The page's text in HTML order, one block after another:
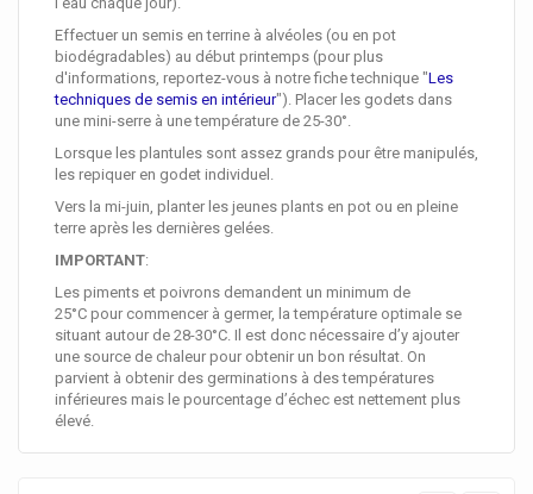
Effectuer un semis en terrine à alvéoles (ou en pot
biodégradables) au début printemps (pour plus
d'informations, reportez-vous à notre fiche technique "Les
techniques de semis en intérieur"). Placer les godets dans
une mini-serre à une température de 25-30°.
Lorsque les plantules sont assez grands pour être manipulés,
les repiquer en godet individuel.
Vers la mi-juin, planter les jeunes plants en pot ou en pleine
terre après les dernières gelées.
IMPORTANT:
Les piments et poivrons demandent un minimum de
25°C pour commencer à germer, la température optimale se
situant autour de 28-30°C. Il est donc nécessaire d’y ajouter
une source de chaleur pour obtenir un bon résultat. On
parvient à obtenir des germinations à des températures
inférieures mais le pourcentage d’échec est nettement plus
élevé.